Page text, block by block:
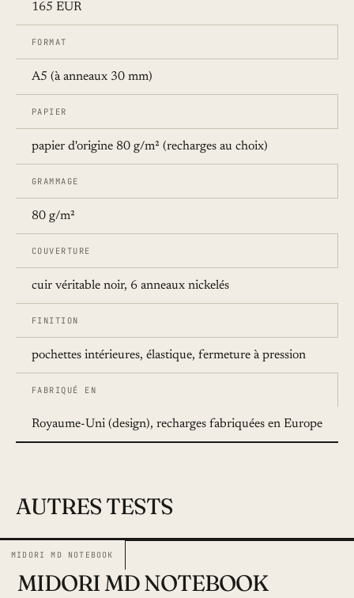
165 EUR
FORMAT
A5 (à anneaux 30 mm)
PAPIER
papier d'origine 80 g/m² (recharges au choix)
GRAMMAGE
80 g/m²
COUVERTURE
cuir véritable noir, 6 anneaux nickelés
FINITION
pochettes intérieures, élastique, fermeture à pression
FABRIQUÉ EN
Royaume-Uni (design), recharges fabriquées en Europe
AUTRES TESTS
MIDORI MD NOTEBOOK
MIDORI MD NOTEBOOK